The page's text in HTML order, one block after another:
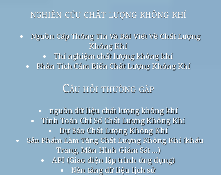
nghiên cứu chất lượng không khí
Nguồn Cấp Thông Tin Và Bài Viết Về Chất Lượng
Không Khí
Thí nghiệm chất lượng không khí
Phân Tích Cảm Biến Chất Lượng Không Khí
Câu hỏi thường gặp
nguồn dữ liệu chất lượng không khí
Tính Toán Chỉ Số Chất Lượng Không Khí
Dự Báo Chất Lượng Không Khí
Sản Phẩm Làm Tăng Chất Lượng Không Khí (khẩu
Trang, Màn Hình Giám Sát ...)
API (Giao diện lập trình ứng dụng)
Nền tảng dữ liệu lịch sử